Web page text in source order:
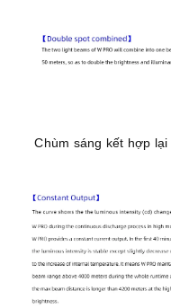
Chùm sáng kết hợp